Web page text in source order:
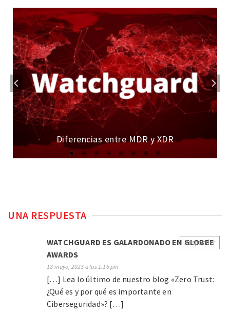
Diferencias entre MDR y XDR
UNA RESPUESTA
WATCHGUARD ES GALARDONADO EN GLOBEE
AWARDS
18 mayo, 2023 a las 1:16 pm
[…] Lea lo último de nuestro blog «Zero Trust:
¿Qué es y por qué es importante en
Ciberseguridad»? […]
Responder